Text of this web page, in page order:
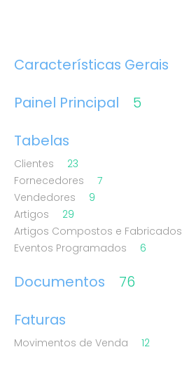
Características Gerais
Painel Principal
5
Tabelas
Clientes
23
Fornecedores
7
Vendedores
9
Artigos
29
Artigos Compostos e Fabricados
Eventos Programados
6
Documentos
76
Faturas
Movimentos de Venda 12